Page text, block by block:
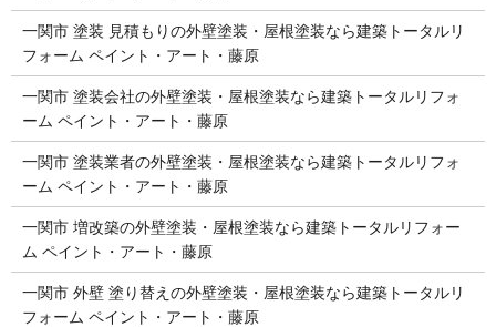
一関市 塗装 見積もりの外壁塗装・屋根塗装なら建築トータルリ
フォーム ペイント・アート・藤原
一関市 塗装会社の外壁塗装・屋根塗装なら建築トータルリフォ
ーム ペイント・アート・藤原
一関市 塗装業者の外壁塗装・屋根塗装なら建築トータルリフォ
ーム ペイント・アート・藤原
一関市 増改築の外壁塗装・屋根塗装なら建築トータルリフォー
ム ペイント・アート・藤原
一関市 外壁 塗り替えの外壁塗装・屋根塗装なら建築トータルリ
フォーム ペイント・アート・藤原